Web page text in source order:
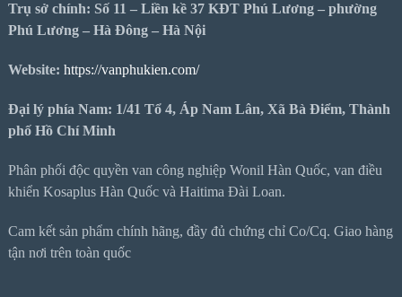
Trụ sở chính: Số 11 – Liền kề 37 KĐT Phú Lương – phường
Phú Lương – Hà Đông – Hà Nội
Website: https://vanphukien.com/
Đại lý phía Nam: 1/41 Tổ 4, Áp Nam Lân, Xã Bà Điểm, Thành
phố Hồ Chí Minh
Phân phối độc quyền van công nghiệp Wonil Hàn Quốc, van điều
khiển Kosaplus Hàn Quốc và Haitima Đài Loan.
Cam kết sản phẩm chính hãng, đầy đủ chứng chỉ Co/Cq. Giao hàng
tận nơi trên toàn quốc